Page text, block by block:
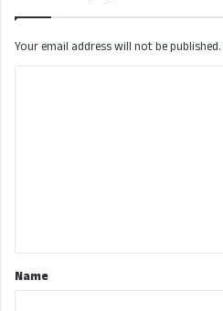
Your email address will not be published.
*Name